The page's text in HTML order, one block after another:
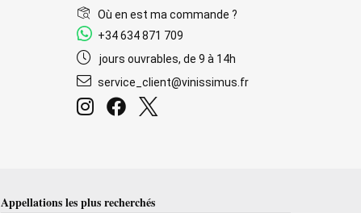
Où en est ma commande ?
+34 634 871 709
jours ouvrables, de 9 à 14h
service_client@vinissimus.fr
Appellations les plus recherchés